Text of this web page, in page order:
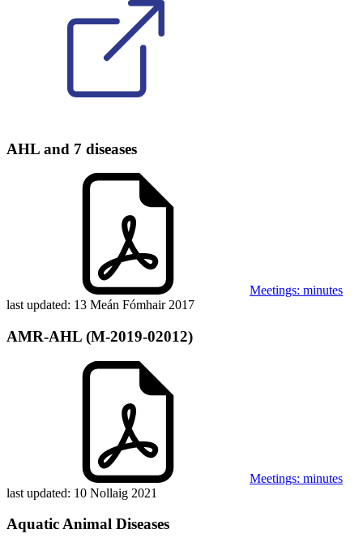
AHL and 7 diseases
Meetings: minutes
last updated: 13 Meán Fómhair 2017
AMR-AHL (M-2019-02012)
Meetings: minutes
last updated: 10 Nollaig 2021
Aquatic Animal Diseases